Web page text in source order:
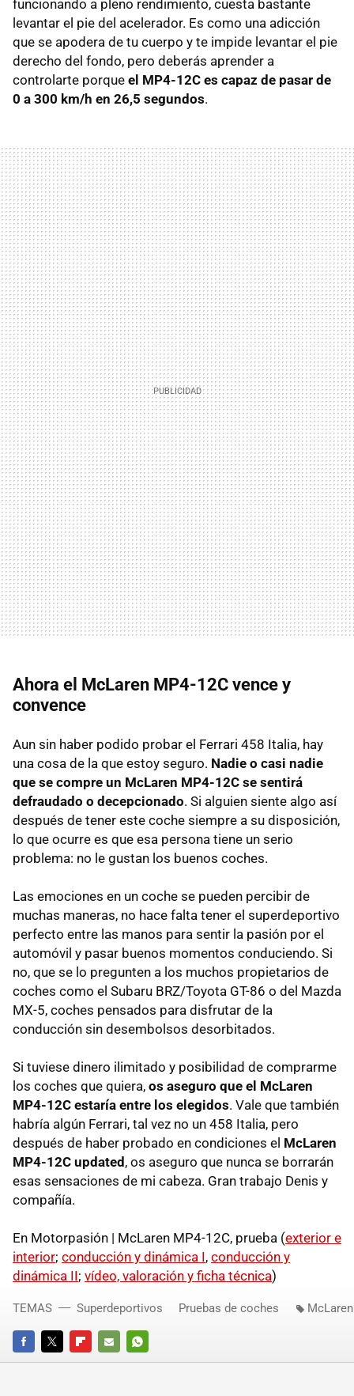
funcionando a pleno rendimiento, cuesta bastante
levantar el pie del acelerador. Es como una adicción
que se apodera de tu cuerpo y te impide levantar el pie
derecho del fondo, pero deberás aprender a
controlarte porque el MP4-12C es capaz de pasar de
0 a 300 km/h en 26,5 segundos.
Ahora el McLaren MP4-12C vence y
convence
Aun sin haber podido probar el Ferrari 458 Italia, hay
una cosa de la que estoy seguro. Nadie o casi nadie
que se compre un McLaren MP4-12C se sentirá
defraudado o decepcionado. Si alguien siente algo así
después de tener este coche siempre a su disposición,
lo que ocurre es que esa persona tiene un serio
problema: no le gustan los buenos coches.
Las emociones en un coche se pueden percibir de
muchas maneras, no hace falta tener el superdeportivo
perfecto entre las manos para sentir la pasión por el
automóvil y pasar buenos momentos conduciendo. Si
no, que se lo pregunten a los muchos propietarios de
coches como el Subaru BRZ/Toyota GT-86 o del Mazda
MX-5, coches pensados para disfrutar de la
conducción sin desembolsos desorbitados.
Si tuviese dinero ilimitado y posibilidad de comprarme
los coches que quiera, os aseguro que el McLaren
MP4-12C estaría entre los elegidos. Vale que también
habría algún Ferrari, tal vez no un 458 Italia, pero
después de haber probado en condiciones el McLaren
MP4-12C updated, os aseguro que nunca se borrarán
esas sensaciones de mi cabeza. Gran trabajo Denis y
compañía.
En Motorpasión | McLaren MP4-12C, prueba (exterior e
interior; conducción y dinámica I, conducción y
dinámica II; vídeo, valoración y ficha técnica)
FACEBOOKTWITTERFLIPBOARD
E-
WHATSAPP
TEMAS Superdeportivos Pruebas de coches McLaren